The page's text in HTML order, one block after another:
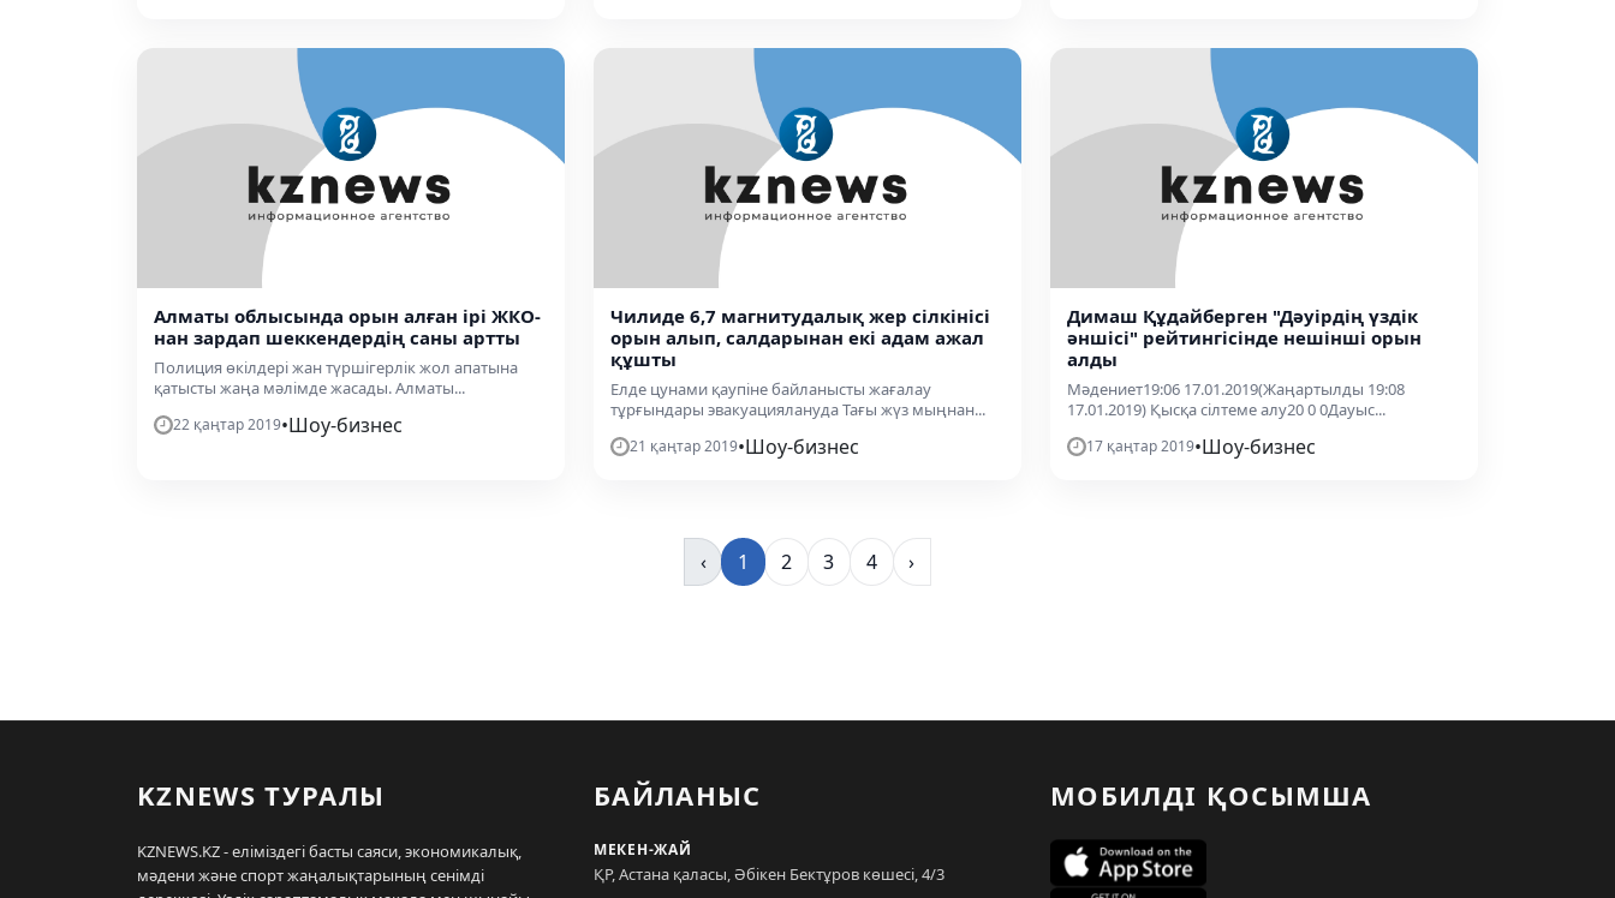
Алматы облысында орын алған ірі ЖКО-
нан зардап шеккендердің саны артты
Полиция өкілдері жан түршігерлік жол апатына
қатысты жаңа мәлімде жасады. Алматы...
22 қаңтар 2019•Шоу-бизнес
Чилиде 6,7 магнитудалық жер сілкінісі
орын алып, салдарынан екі адам ажал
құшты
Елде цунами қаупіне байланысты жағалау
тұрғындары эвакуациялануда Тағы жүз мыңнан...
21 қаңтар 2019•Шоу-бизнес
Димаш Құдайберген "Дәуірдің үздік
әншісі" рейтингісінде нешінші орын
алды
Мәдениет19:06 17.01.2019(Жаңартылды 19:08
17.01.2019) Қысқа сілтеме алу20 0 0Дауыс...
17 қаңтар 2019•Шоу-бизнес
‹ 1 2 3 4 ›
KZNEWS ТУРАЛЫ
KZNEWS.KZ - еліміздегі басты саяси, экономикалық,
мәдени және спорт жаңалықтарының сенімді
БАЙЛАНЫС
МЕКЕН-ЖАЙ
ҚР, Астана қаласы, Әбікен Бектұров көшесі, 4/3
МОБИЛДІ ҚОСЫМША